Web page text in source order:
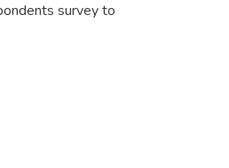
survey to